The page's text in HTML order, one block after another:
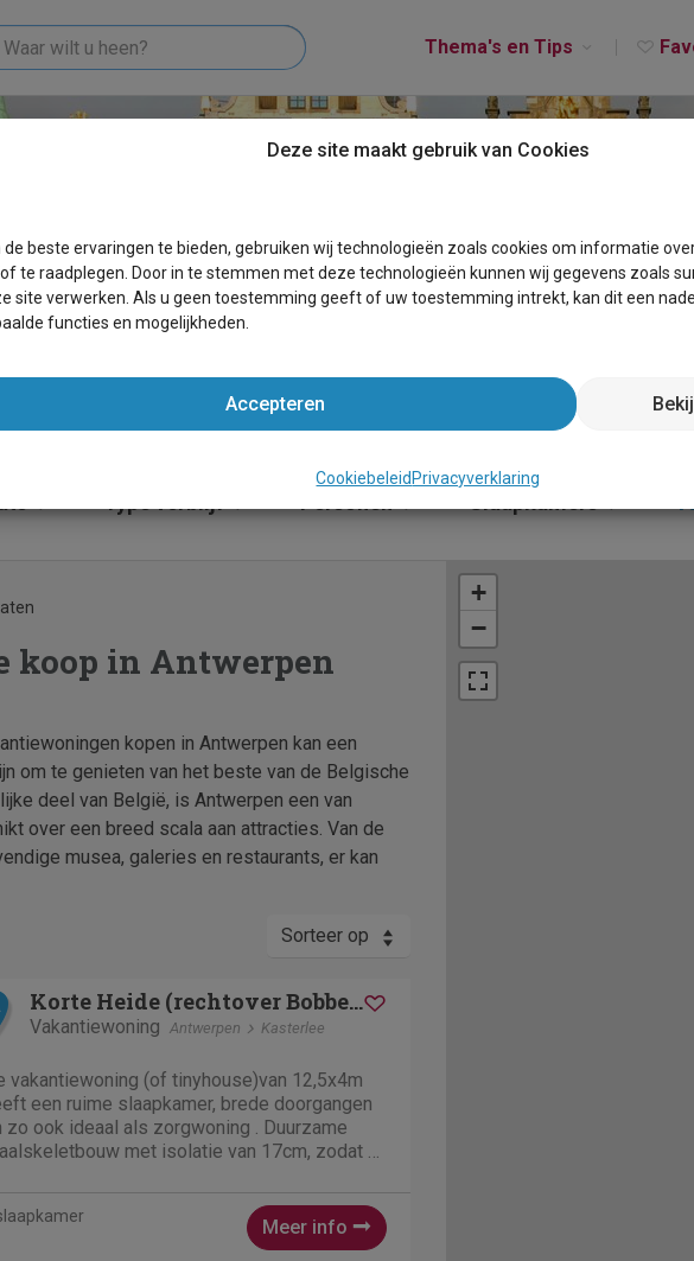
Thema's en Tips
TE KOOP ANTWERPEN
koop in Antwerpen
kopen in Antwerpen kan een
om te genieten van het beste van de Belgische
deel van België, is Antwerpen een van
over een breed scala aan attracties. Van de
musea, galeries en restaurants, er kan
Sorteer op
Korte Heide (rechtover Bobbejaanland )
Vakantiewoning Antwerpen Kasterlee
vakantiewoning (of tinyhouse)van 12,5x4m
een ruime slaapkamer, brede doorgangen
zo ook ideaal als zorgwoning . Duurzame
met isolatie van 17cm, zodat u
op 4 wielen en dus zeer...
Meer info
+
−
Deze site maakt gebruik van Cookies
de beste ervaringen te bieden, gebruiken wij technologieën zoals cookies om informatie
te raadplegen. Door in te stemmen met deze technologieën kunnen wij gegevens zoals
site verwerken. Als u geen toestemming geeft of uw toestemming intrekt, kan dit een
functies en mogelijkheden.
Accepteren
Cookiebeleid Privacyverklaring